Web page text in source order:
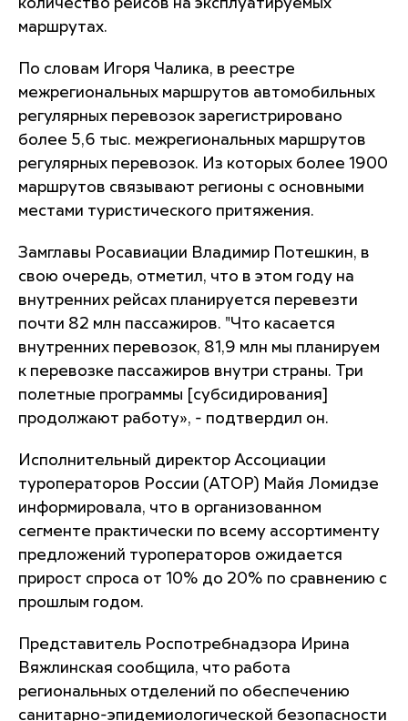
количество рейсов на эксплуатируемых
маршрутах.
По словам Игоря Чалика, в реестре
межрегиональных маршрутов автомобильных
регулярных перевозок зарегистрировано
более 5,6 тыс. межрегиональных маршрутов
регулярных перевозок. Из которых более 1900
маршрутов связывают регионы с основными
местами туристического притяжения.
Замглавы Росавиации Владимир Потешкин, в
свою очередь, отметил, что в этом году на
внутренних рейсах планируется перевезти
почти 82 млн пассажиров. "Что касается
внутренних перевозок, 81,9 млн мы планируем
к перевозке пассажиров внутри страны. Три
полетные программы [субсидирования]
продолжают работу», - подтвердил он.
Исполнительный директор Ассоциации
туроператоров России (АТОР) Майя Ломидзе
информировала, что в организованном
сегменте практически по всему ассортименту
предложений туроператоров ожидается
прирост спроса от 10% до 20% по сравнению с
прошлым годом.
Представитель Роспотребнадзора Ирина
Вяжлинская сообщила, что работа
региональных отделений по обеспечению
санитарно-эпидемиологической безопасности